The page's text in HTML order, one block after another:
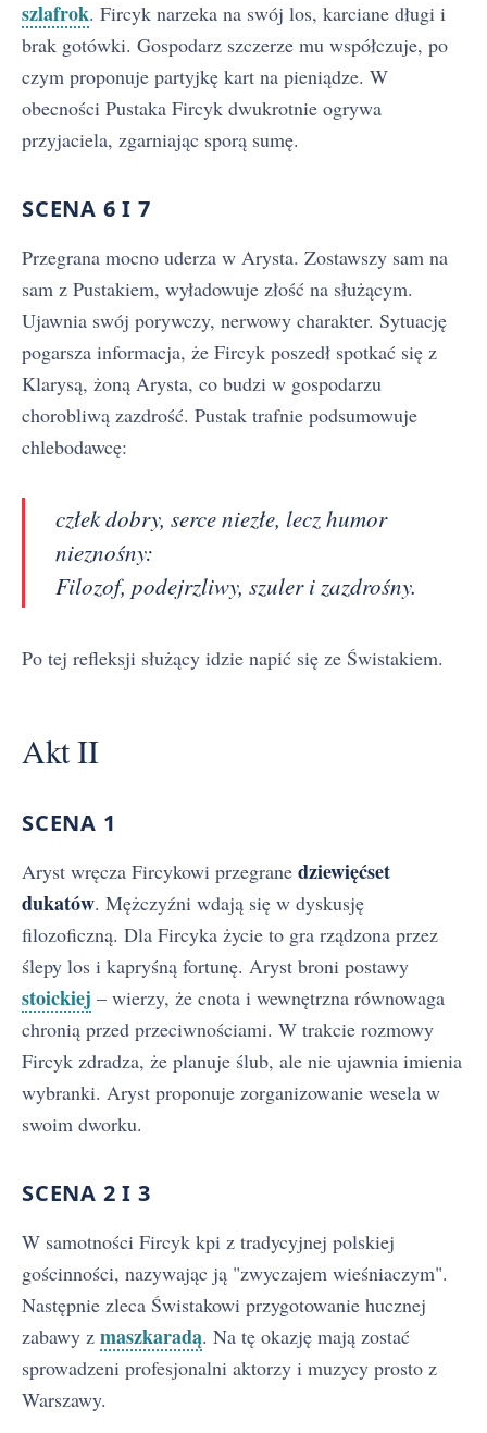
szlafrok. Fircyk narzeka na swój los, karciane długi i
brak gotówki. Gospodarz szczerze mu współczuje, po
czym proponuje partyjkę kart na pieniądze. W
obecności Pustaka Fircyk dwukrotnie ogrywa
przyjaciela, zgarniając sporą sumę.
SCENA 6 I 7
Przegrana mocno uderza w Arysta. Zostawszy sam na
sam z Pustakiem, wyładowuje złość na służącym.
Ujawnia swój porywczy, nerwowy charakter. Sytuację
pogarsza informacja, że Fircyk poszedł spotkać się z
Klarysą, żoną Arysta, co budzi w gospodarzu
chorobliwą zazdrość. Pustak trafnie podsumowuje
chlebodawcę:
człek dobry, serce niezłe, lecz humor
nieznośny:
Filozof, podejrzliwy, szuler i zazdrośny.
Po tej refleksji służący idzie napić się ze Świstakiem.
Akt II
SCENA 1
Aryst wręcza Fircykowi przegrane dziewięćset
dukatów. Mężczyźni wdają się w dyskusję
filozoficzną. Dla Fircyka życie to gra rządzona przez
ślepy los i kapryśną fortunę. Aryst broni postawy
stoickiej – wierzy, że cnota i wewnętrzna równowaga
chronią przed przeciwnościami. W trakcie rozmowy
Fircyk zdradza, że planuje ślub, ale nie ujawnia imienia
wybranki. Aryst proponuje zorganizowanie wesela w
swoim dworku.
SCENA 2 I 3
W samotności Fircyk kpi z tradycyjnej polskiej
gościnności, nazywając ją "zwyczajem wieśniaczym".
Następnie zleca Świstakowi przygotowanie hucznej
zabawy z maszkaradą. Na tę okazję mają zostać
sprowadzeni profesjonalni aktorzy i muzycy prosto z
Warszawy.